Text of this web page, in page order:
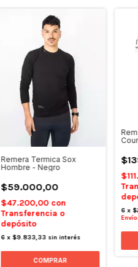
Remera Termica Sox
Hombre - Negro
$59.000,00
$47.200,00 con
Transferencia o
depósito
6 x$9.833,33 sin interés
COMPRAR
6 x